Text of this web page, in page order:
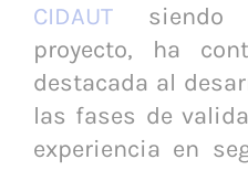
CIDAUT siendo
proyecto, ha
destacada al
las fases de
experiencia en